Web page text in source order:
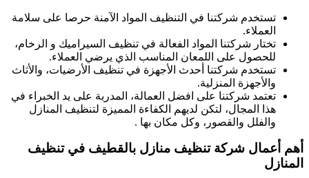
تستخدم شركتنا في التنظيف المواد الآمنة حرصا على سلامة
العملاء.
تختار شركتنا المواد الفعالة في تنظيف السيراميك و الرخام،
للحصول على اللمعان المناسب الذي يرضي العملاء.
تستخدم شركتنا أحدث الأجهزة في تنظيف الأرضيات، والأثاث
والأجهزة المنزلية.
تعتمد شركتنا على افضل العمالة، المدربة على يد الخبراء في
هذا المجال، لتكن لديهم الكفاءة المميزة لتنظيف المنازل
والفلل والقصور، وكل مكان بها .
أهم أعمال شركة تنظيف منازل بالقطيف في تنظيف
المنازل